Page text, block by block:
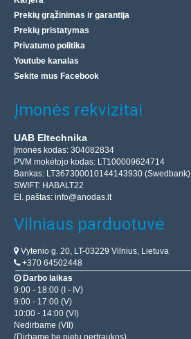
Prekių grąžinimas ir garantija
Prekių pristatymas
Privatumo politika
Youtube kanalas
Sekite mus Facebook
Įmonės rekvizitai
UAB Eltechnika
Įmonės kodas: 304082834
PVM mokėtojo kodas: LT100009624714
Bankas: LT367300010144143930 (Swedbank)
SWIFT: HABALT22
El. paštas: info@anodas.lt
Vilniaus parduotuvė
Vytenio g. 20, LT-03229 Vilnius, Lietuva
+370 64502448
Darbo laikas
9:00 - 18:00 (I - IV)
9:00 - 17:00 (V)
10:00 - 14:00 (VI)
Nedirbame (VII)